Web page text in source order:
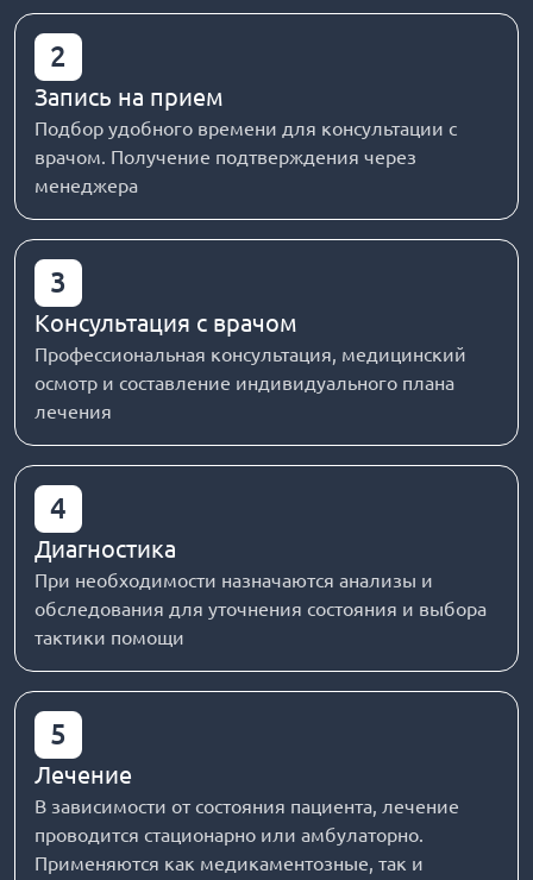
2
Запись на прием
Подбор удобного времени для консультации с
врачом. Получение подтверждения через
менеджера
3
Консультация с врачом
Профессиональная консультация, медицинский
осмотр и составление индивидуального плана
лечения
4
Диагностика
При необходимости назначаются анализы и
обследования для уточнения состояния и выбора
тактики помощи
5
Лечение
В зависимости от состояния пациента, лечение
проводится стационарно или амбулаторно.
Применяются как медикаментозные, так и